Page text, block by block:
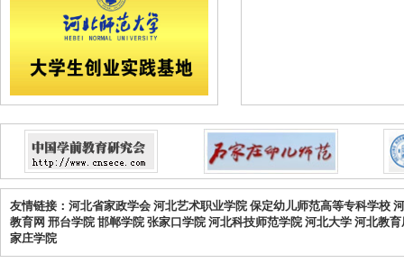
友情链接： 河北省家政学会 河北艺术职业学院 保定幼儿师范高等专科学校
教育网 邢台学院 邯郸学院 张家口学院 河北科技师范学院 河北大学 河北教
家庄学院